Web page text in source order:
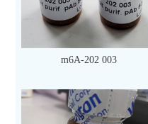
m6A-202 003